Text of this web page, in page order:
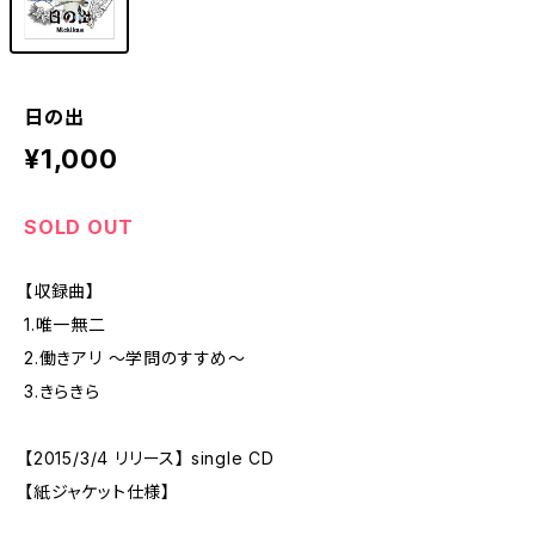
日の出
¥1,000
SOLD OUT
【収録曲】
1.唯一無二
2.働きアリ 〜学問のすすめ〜
3.きらきら
【2015/3/4 リリース】 single CD
【紙ジャケット仕様】